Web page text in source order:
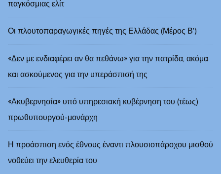
παγκόσμιας ελίτ
Οι πλουτοπαραγωγικές πηγές της Ελλάδας (Μέρος Β’)
«Δεν με ενδιαφέρει αν θα πεθάνω» για την πατρίδα, ακόμα
και ασκούμενος για την υπεράσπισή της
«Ακυβερνησία» υπό υπηρεσιακή κυβέρνηση του (τέως)
πρωθυπουργού-μονάρχη
Η προάσπιση ενός έθνους έναντι πλουσιοπάροχου μισθού
νοθεύει την ελευθερία του